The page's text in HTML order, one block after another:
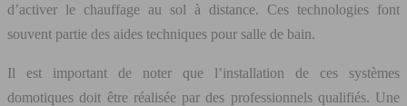
d’activer le chauffage au sol à distance. Ces technologies font
souvent partie des aides techniques pour salle de bain.
Il est important de noter que l’installation de ces systèmes
domotiques doit être réalisée par des professionnels qualifiés. Une